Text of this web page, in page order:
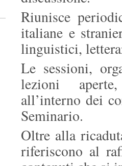
Riunisce
italiane e
linguistici,
Le sessioni,
lezioni
all’interno dei
Seminario.
Oltre alla
riferiscono al